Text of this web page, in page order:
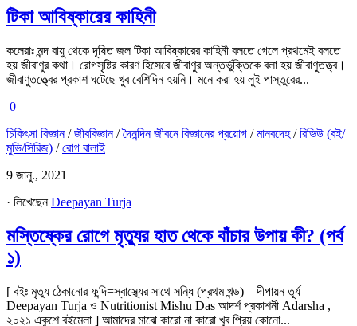
টিকা আবিষ্কারের কাহিনী
কলেরাঃ মন্দ বায়ু থেকে দূষিত জল টিকা আবিষ্কারের কাহিনী বলতে গেলে প্রথমেই বলতে
হয় জীবাণুর কথা। রোগসৃষ্টির কারণ হিসেবে জীবাণুর অন্তর্ভুক্তিকে বলা হয় জীবাণুতত্ত্ব।
জীবাণুতত্ত্বের প্রকাশ ঘটেছে খুব বেশিদিন হয়নি। মনে করা হয় লুই পাস্তুরের...
0
চিকিৎসা বিজ্ঞান/জীববিজ্ঞান/দৈনন্দিন জীবনে বিজ্ঞানের প্রয়োগ /মানবদেহ/রিভিউ (বই/
মুভি/সিরিজ) /রোগ বালাই
9 জানু., 2021
· লিখেছেনDeepayan Turja
মস্তিষ্কের রোগে মৃত্যুর হাত থেকে বাঁচার উপায় কী? (পর্ব
১)
[ বইঃ মৃত্যু ঠেকানোর ফন্দি=স্বাস্থ্যের সাথে সন্ধি (প্রথম খন্ড) – দীপায়ন তূর্য
Deepayan Turja ও Nutritionist Mishu Das আদর্শ প্রকাশনী Adarsha ,
২০২১ একুশে বইমেলা ] আমাদের মাঝে কারো না কারো খুব প্রিয় কোনো...